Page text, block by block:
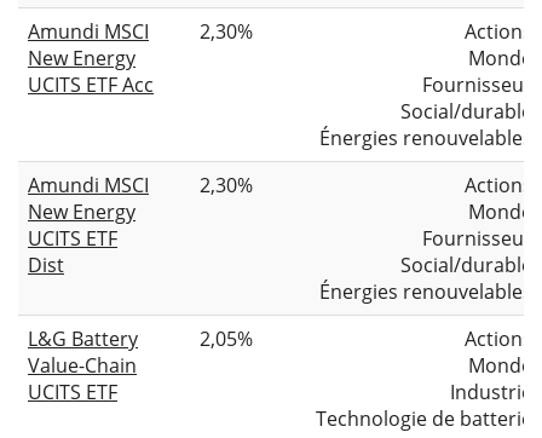
Amundi MSCI
New Energy
UCITS ETF Acc
2,30%
Actions
Monde
Fournisseur
Social/durable
Énergies renouvelables
Amundi MSCI
New Energy
UCITS ETF
Dist
2,30%
Actions
Monde
Fournisseur
Social/durable
Énergies renouvelables
L&G Battery
Value-Chain
UCITS ETF
2,05%
Actions
Monde
Industrie
Technologie de batterie